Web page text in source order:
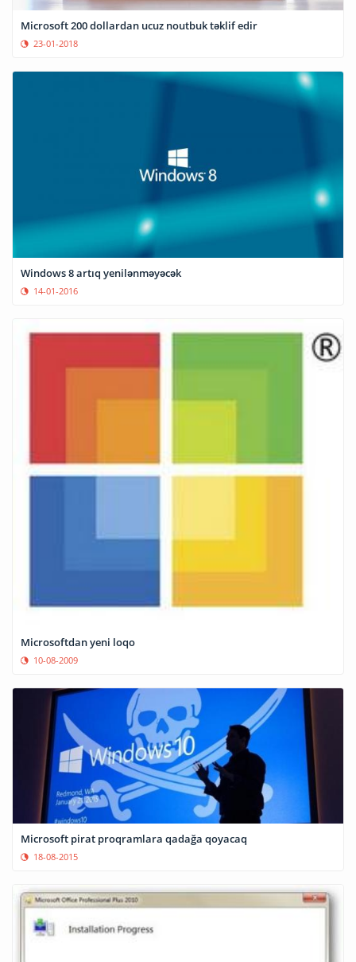
Microsoft 200 dollardan ucuz noutbuk təklif edir
23-01-2018
Windows 8 artıq yenilənməyəcək
14-01-2016
Microsoftdan yeni loqo
10-08-2009
Microsoft pirat proqramlara qadağa qoyacaq
18-08-2015